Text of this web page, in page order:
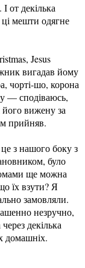
от декілька
ці мешти одягне
Jesus
вигадав йому
чорті-шо, корона
— сподіваюсь,
його вижену за
прийняв.
з нашого боку з
було
ще можна
їх взути? Я
замовляли.
незручно,
декілька
домашніх.